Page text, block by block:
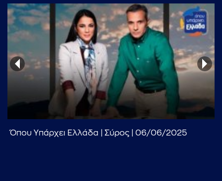
Όπου Υπάρχει Ελλάδα | Σύρος | 06/06/2025